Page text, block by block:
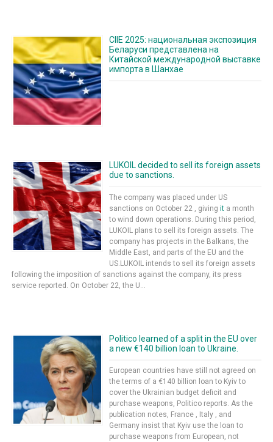
CIIE 2025: национальная экспозиция
Беларуси представлена на
Китайской международной выставке
импорта в Шанхае
LUKOIL decided to sell its foreign assets
due to sanctions.
The company was placed under US
sanctions on October 22 , giving it a month
to wind down operations. During this period,
LUKOIL plans to sell its foreign assets. The
company has projects in the Balkans, the
Middle East, and parts of the EU and the
US.LUKOIL intends to sell its foreign assets
following the imposition of sanctions against the company, its press
service reported. On October 22, the U...
Politico learned of a split in the EU over
a new €140 billion loan to Ukraine.
European countries have still not agreed on
the terms of a €140 billion loan to Kyiv to
cover the Ukrainian budget deficit and
purchase weapons, Politico reports. As the
publication notes, France , Italy , and
Germany insist that Kyiv use the loan to
purchase weapons from European, not